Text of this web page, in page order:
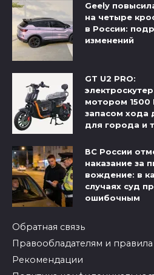
Geely
на четыре
в России:
изменений
GT U2 PRO:
мотором 1500
запасом хода
для города и
ВС России
наказание за
вождение: в
случаях суд
ошибочным
Обратная связь
Правообладателям и правила
Рекомендации